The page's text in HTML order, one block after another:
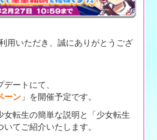
用いただき、誠にありがとうござ
ートにて、
ーン」を開催予定です。
女転生の簡単な説明と「少女転生
てご紹介いたします。